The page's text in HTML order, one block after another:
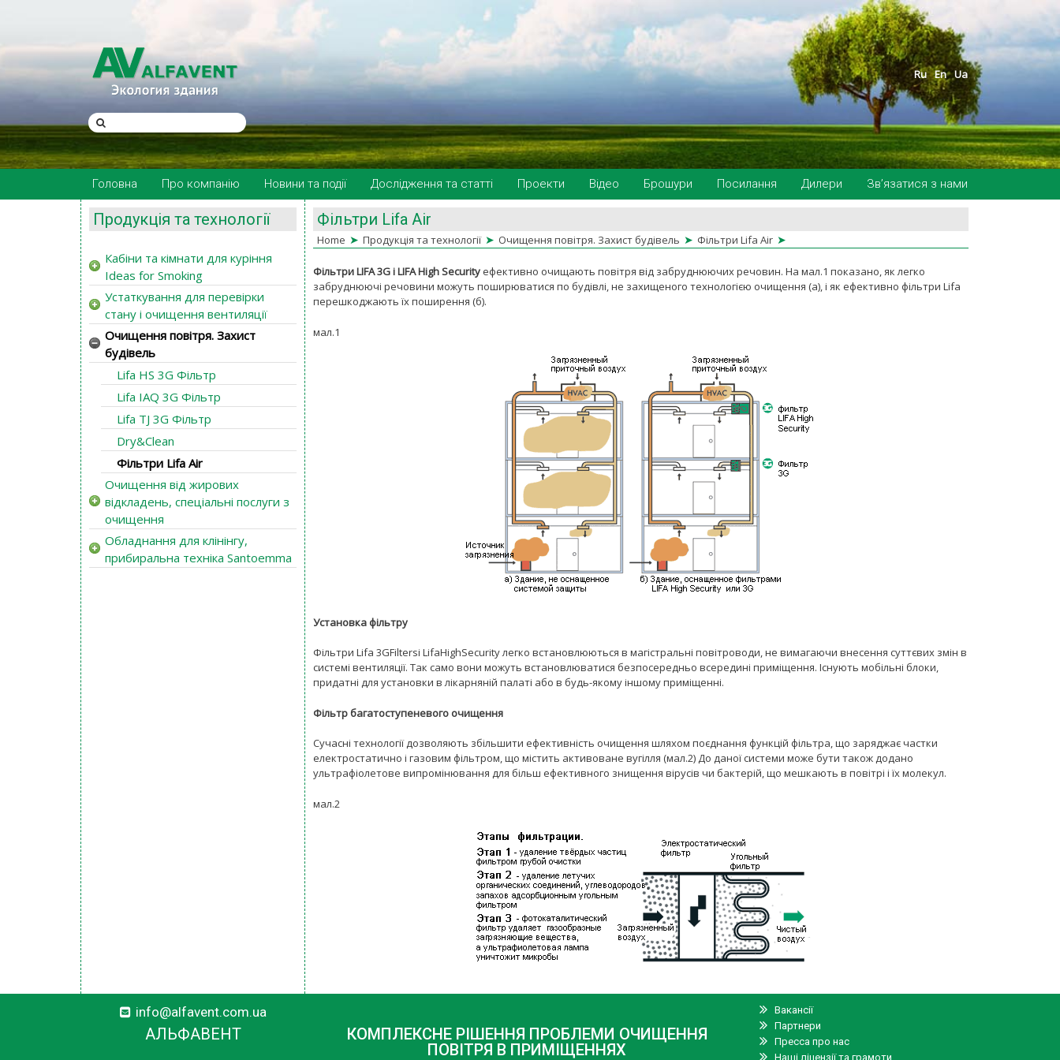
Ua
En
Ru
Головна Про компанію Новини та події Дослідження та статті Проекти Відео Брошури Посилання Дилери Зв’язатися з нами
Продукція та технології
Кабіни та кімнати для куріння
Ideas for Smoking
Устаткування для перевірки
стану і очищення вентиляції
Очищення повітря. Захист
будівель
Lifa HS 3G Фільтр
Lifa IAQ 3G Фільтр
Lifa TJ 3G Фільтр
Dry&Clean
Фільтри Lifa Air
Очищення від жирових
відкладень, спеціальні послуги з
очищення
Обладнання для клінінгу,
прибиральна техніка Santoemma
Фільтри Lifa Air
Home ➤ Продукція та технології ➤ Очищення повітря. Захист будівель ➤ Фільтри Lifa Air ➤
Фільтри LIFA 3G і LIFA High Security ефективно очищають повітря від забруднюючих речовин. На мал.1 показано, як легко
забруднюючі речовини можуть поширюватися по будівлі, не захищеного технологією очищення (а), і як ефективно фільтри Lifa
перешкоджають їх поширення (б).
мал.1
Установка фільтру
Фільтри Lifa 3GFiltersі LifaHighSecurity легко встановлюються в магістральні повітроводи, не вимагаючи внесення суттєвих змін в
системі вентиляції. Так само вони можуть встановлюватися безпосередньо всередині приміщення. Існують мобільні блоки,
придатні для установки в лікарняній палаті або в будь-якому іншому приміщенні.
Фільтр багатоступеневого очищення
Сучасні технології дозволяють збільшити ефективність очищення шляхом поєднання функцій фільтра, що заряджає частки
електростатично і газовим фільтром, що містить активоване вугілля (мал.2) До даної системи може бути також додано
ультрафіолетове випромінювання для більш ефективного знищення вірусів чи бактерій, що мешкають в повітрі і їх молекул.
мал.2
info@alfavent.com.ua
АЛЬФАВЕНТ
КОМПЛЕКСНЕ РІШЕННЯ ПРОБЛЕМИ ОЧИЩЕННЯ
ПОВІТРЯ В ПРИМІЩЕННЯХ
Вакансії
Партнери
Пресса про нас
Наші ліцензії та грамоти